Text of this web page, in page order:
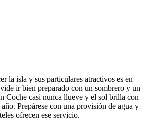
la isla y sus particulares atractivos es en
ir bien preparado con un sombrero y un
Coche casi nunca llueve y el sol brilla con
Prepárese con una provisión de agua y
ofrecen ese servicio.